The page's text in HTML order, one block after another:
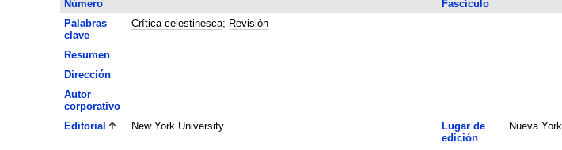
Número
Fascículo
Palabras
clave
Crítica celestinesca; Revisión
Resumen
Dirección
Autor
corporativo
Editorial New York University
Lugar de
edición
Nueva York